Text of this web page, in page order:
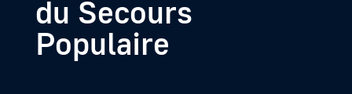
du Secours
Populaire